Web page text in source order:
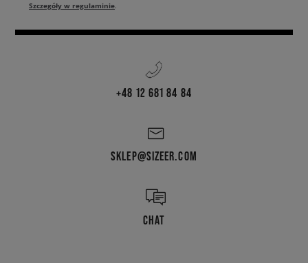
Szczegóły w regulaminie.
+48 12 681 84 84
SKLEP@SIZEER.COM
CHAT